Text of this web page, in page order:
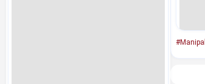
#Manipal